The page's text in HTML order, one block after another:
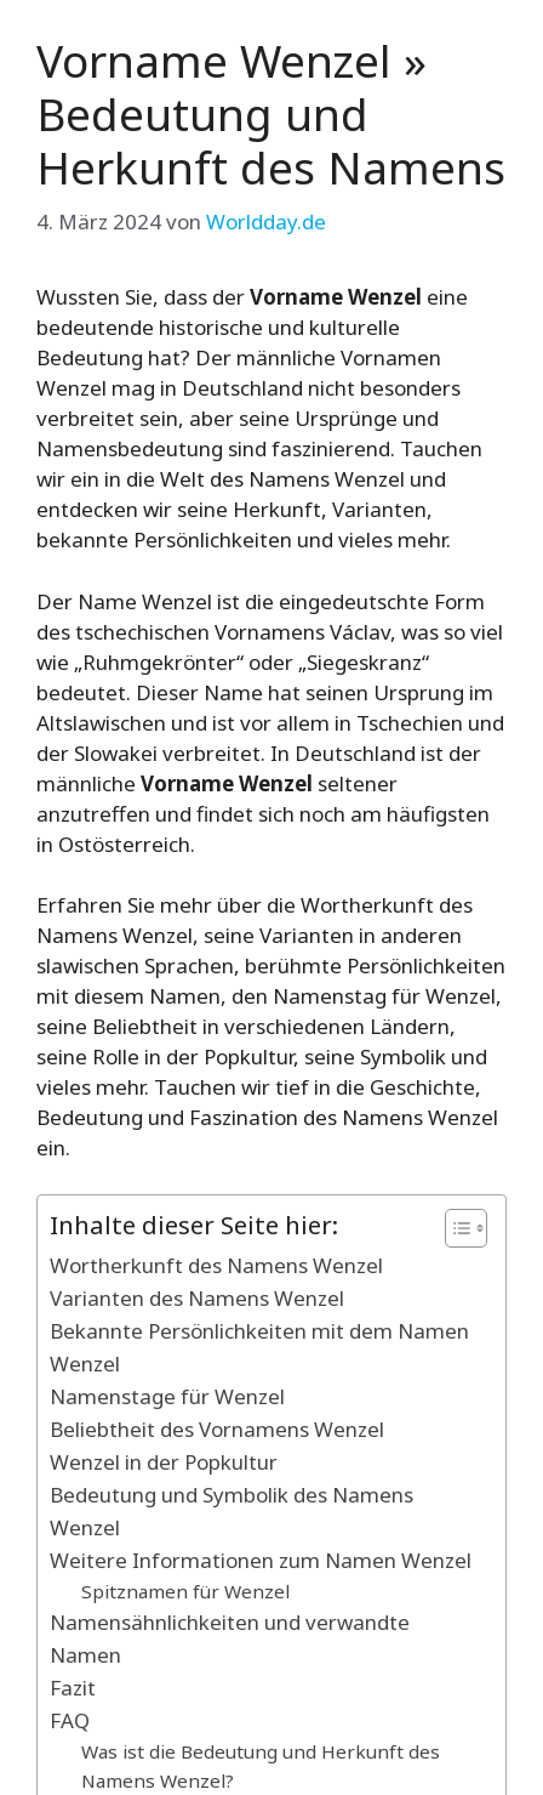
Vorname Wenzel »
Bedeutung und
Herkunft des Namens
4. März 2024von Worldday.de
Wussten Sie, dass derVorname Wenzel eine
bedeutende historische und kulturelle
Bedeutung hat? Der männliche Vornamen
Wenzel mag in Deutschland nicht besonders
verbreitet sein, aber seine Ursprünge und
Namensbedeutung sind faszinierend. Tauchen
wir ein in die Welt des Namens Wenzel und
entdecken wir seine Herkunft, Varianten,
bekannte Persönlichkeiten und vieles mehr.
Der Name Wenzel ist die eingedeutschte Form
des tschechischen Vornamens Václav, was so viel
wie „Ruhmgekrönter“ oder „Siegeskranz“
bedeutet. Dieser Name hat seinen Ursprung im
Altslawischen und ist vor allem in Tschechien und
der Slowakei verbreitet. In Deutschland ist der
männliche Vorname Wenzel seltener
anzutreffen und findet sich noch am häufigsten
in Ostösterreich.
Erfahren Sie mehr über die Wortherkunft des
Namens Wenzel, seine Varianten in anderen
slawischen Sprachen, berühmte Persönlichkeiten
mit diesem Namen, den Namenstag für Wenzel,
seine Beliebtheit in verschiedenen Ländern,
seine Rolle in der Popkultur, seine Symbolik und
vieles mehr. Tauchen wir tief in die Geschichte,
Bedeutung und Faszination des Namens Wenzel
ein.
Inhalte dieser Seite hier:
Wortherkunft des Namens Wenzel
Varianten des Namens Wenzel
Bekannte Persönlichkeiten mit dem Namen
Wenzel
Namenstage für Wenzel
Beliebtheit des Vornamens Wenzel
Wenzel in der Popkultur
Bedeutung und Symbolik des Namens
Wenzel
Weitere Informationen zum Namen Wenzel
Spitznamen für Wenzel
Namensähnlichkeiten und verwandte
Namen
Fazit
FAQ
Was ist die Bedeutung und Herkunft des
Namens Wenzel?